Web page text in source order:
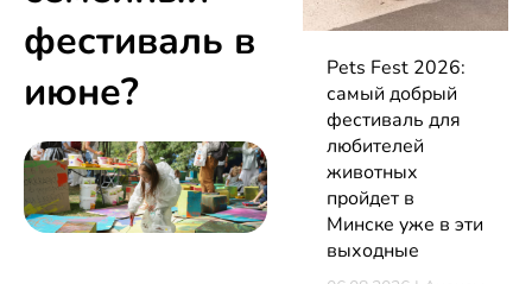
фестиваль в
июне?
Pets Fest 2026:
самый добрый
фестиваль для
любителей
животных
пройдет в
Минске уже в эти
выходные